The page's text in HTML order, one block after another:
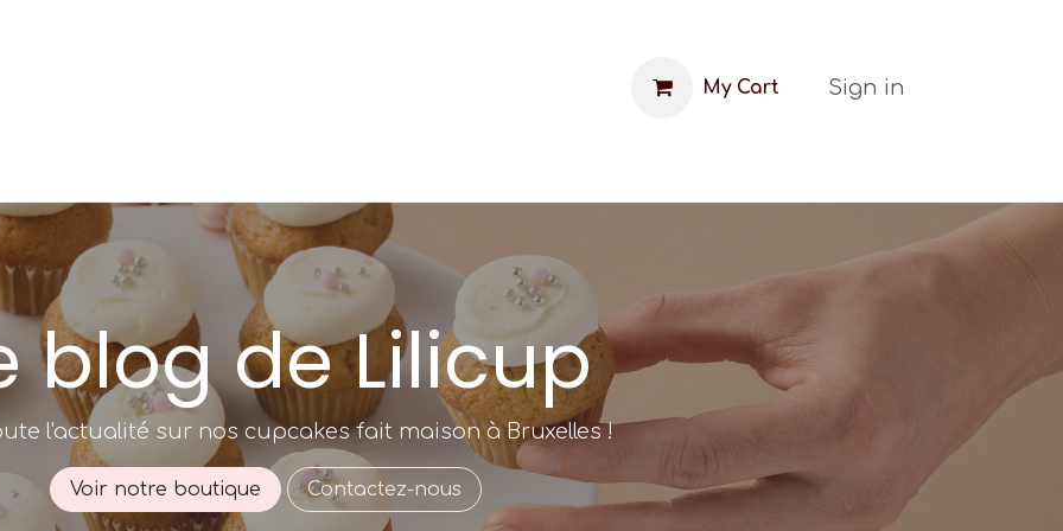
My Cart Sign in
blog de Lilicup
l'actualité sur nos cupcakes fait maison à Bruxelles !
Voir notre boutique Contactez-nous